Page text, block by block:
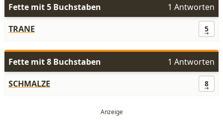
Fette mit 5 Buchstaben
1 Antworten
TRANE
5
Fette mit 8 Buchstaben
1 Antworten
SCHMALZE
8